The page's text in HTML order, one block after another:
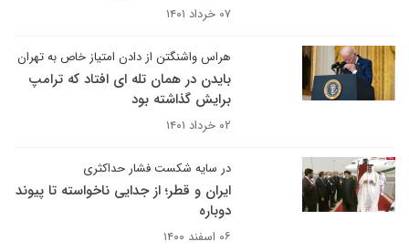
۰۷ خرداد ۱۴۰۱
هراس واشنگتن از دادن امتیاز خاص به تهران
بایدن در همان تله ای افتاد که ترامپ
برایش گذاشته بود
۰۲ خرداد ۱۴۰۱
در سایه شکست فشار حداکثری
ایران و قطر؛ از جدایی ناخواسته تا پیوند
دوباره
۰۶ اسفند ۱۴۰۰